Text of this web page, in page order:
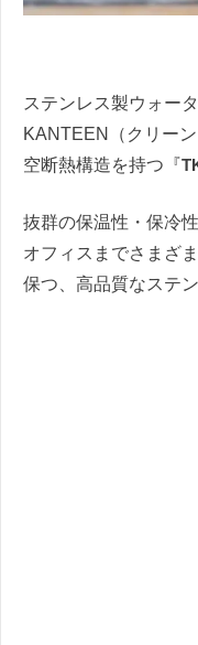
ステンレス製ウォー
KANTEEN（クリー
空断熱構造を持つ『
抜群の保温性・保冷
オフィスまでさまざ
保つ、高品質なステ